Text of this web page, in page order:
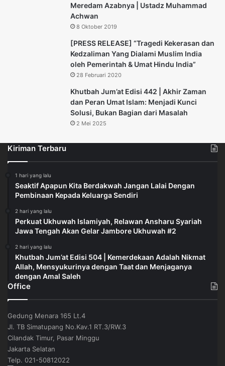
Meredam Azabnya | Ustadz Muhammad
Achwan
8 Oktober 2019
[PRESS RELEASE] “Tragedi Kekerasan dan
Kedzaliman Yang Dialami Muslim India
oleh Pemerintah & Umat Hindu India”
28 Februari 2020
Khutbah Jum’at Edisi 442 | Akhir Zaman
dan Peran Umat Islam: Menjadi Kunci
Solusi, Bukan Bagian dari Masalah
2 Mei 2025
Kiriman Terbaru
1 hari yang lalu
Seaktif Apapun Kita Berdakwah Jangan Lalai Dengan
Pembinaan Kepada Keluarga Sendiri
2 hari yang lalu
Perkuat Ukhuwah Islamiyah, Relawan Ansharu Syariah
Jawa Tengah Akan Gelar Jambore Ukhuwah #2
2 hari yang lalu
Khutbah Jum’at Edisi 504 | Kemerdekaan Adalah Nikmat
Allah, Mensyukurinya dengan Taat dan Menjaganya
dengan Amal Saleh
Office
Gedung Menara 165 Lt.4
Jl. TB Simatupang No.Kav.1 RT.3/RW.3
Cilandak Timur, Pasar Minggu
Jakarta Selatan
Telp. 021-50812022